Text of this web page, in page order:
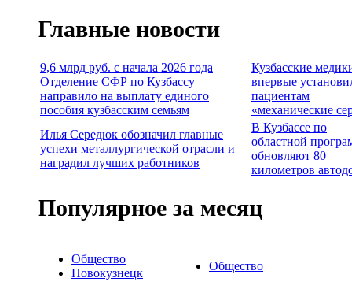
Главные новости
9,6 млрд руб. с начала 2026 года
Отделение СФР по Кузбассу
направило на выплату единого
пособия кузбасским семьям
Кузбасские
впервые
пациентам
«механические
Илья Середюк обозначил главные
успехи металлургической отрасли и
наградил лучших работников
В Кузбассе по
областной
обновляют 80
километров
Популярное за месяц
Общество
Новокузнецк
Общество